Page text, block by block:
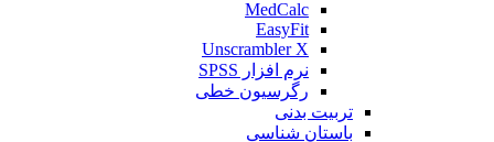
MedCalc
EasyFit
Unscrambler X
نرم افزار SPSS
رگرسیون خطی
تربیت بدنی
باستان شناسی